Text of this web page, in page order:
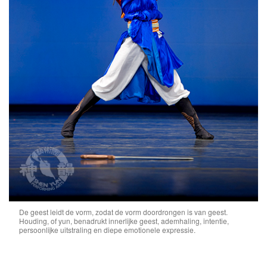
De geest leidt de vorm, zodat de vorm doordrongen is van geest.
Houding, of yun, benadrukt innerlijke geest, ademhaling, intentie,
persoonlijke uitstraling en diepe emotionele expressie.